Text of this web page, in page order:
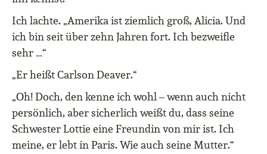
Ich lachte. „Amerika ist ziemlich groß, Alicia. Und
ich bin seit über zehn Jahren fort. Ich bezweifle
sehr …“
„Er heißt Carlson Deaver.“
„Oh! Doch, den kenne ich wohl – wenn auch nicht
persönlich, aber sicherlich weißt du, dass seine
Schwester Lottie eine Freundin von mir ist. Ich
meine, er lebt in Paris. Wie auch seine Mutter.“